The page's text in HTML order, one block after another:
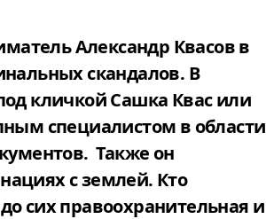
скандалов. В
кличкой Сашка Квас или
специалистом в области
Также он
с землей. Кто
сих правоохранительная и